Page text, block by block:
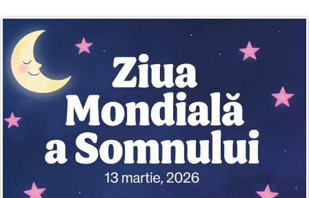
Felicitari muzicale personalizate
Felicitari animate
Invitatii personalizate
Conecteaza-te